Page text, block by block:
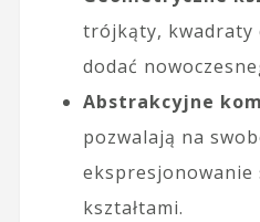
trójkąty, kwadraty
dodać
Abstrakcyjne
pozwalają na
ekspresjonowanie
kształtami.